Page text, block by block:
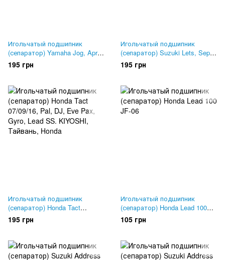
Игольчатый подшипник
(сепаратор) Yamaha Jog, Aprio,
Axis , Gear, Mint, Vino;
KIYOSHI Тайвань
195 грн
Игольчатый подшипник
(сепаратор) Suzuki Lets, Sepia,
Address 50, Verde. KIYOSHI,
Тайвань
195 грн
Игольчатый подшипник
(сепаратор) Honda Tact
07/09/16, Pal, DJ, Eve Pax,
Gyro, Lead SS. KIYOSHI,
195 грн
Игольчатый подшипник
(сепаратор) Honda Lead 100
JF-06
105 грн